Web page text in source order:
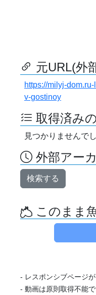
元URL(外
https://milyj-
v-gostinoy
取得済み
見つかりませんでし
外部アー
検索する
このまま
- レスポンシブページ
- 動画は原則取得不能で